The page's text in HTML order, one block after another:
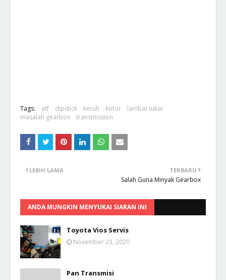
Tags: atf dipstick keruh kotor
lambat tukar
masalah gearbox
transmission
TERBARU
Salah Guna Minyak Gearbox
LEBIH LAMA
ANDA MUNGKIN MENYUKAI SIARAN INI
Toyota Vios Servis
November 23, 2020
Pan Transmisi